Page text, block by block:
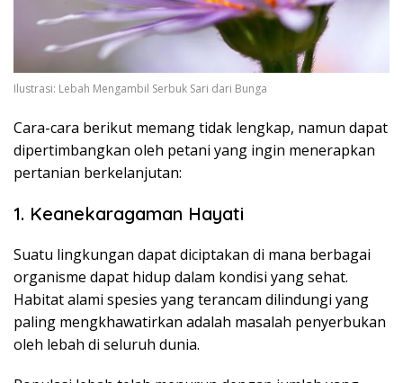
Ilustrasi: Lebah Mengambil Serbuk Sari dari Bunga
Cara-cara berikut memang tidak lengkap, namun dapat
dipertimbangkan oleh petani yang ingin menerapkan
pertanian berkelanjutan:
1. Keanekaragaman Hayati
Suatu lingkungan dapat diciptakan di mana berbagai
organisme dapat hidup dalam kondisi yang sehat.
Habitat alami spesies yang terancam dilindungi yang
paling mengkhawatirkan adalah masalah penyerbukan
oleh lebah di seluruh dunia.